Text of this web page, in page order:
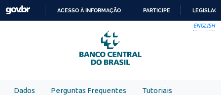
Skip to main content
PARA
O
CONTEÚDO
ACESSO À INFORMAÇÃO PARTICIPE
ENGLISH
Dados Perguntas Frequentes Tutoriais